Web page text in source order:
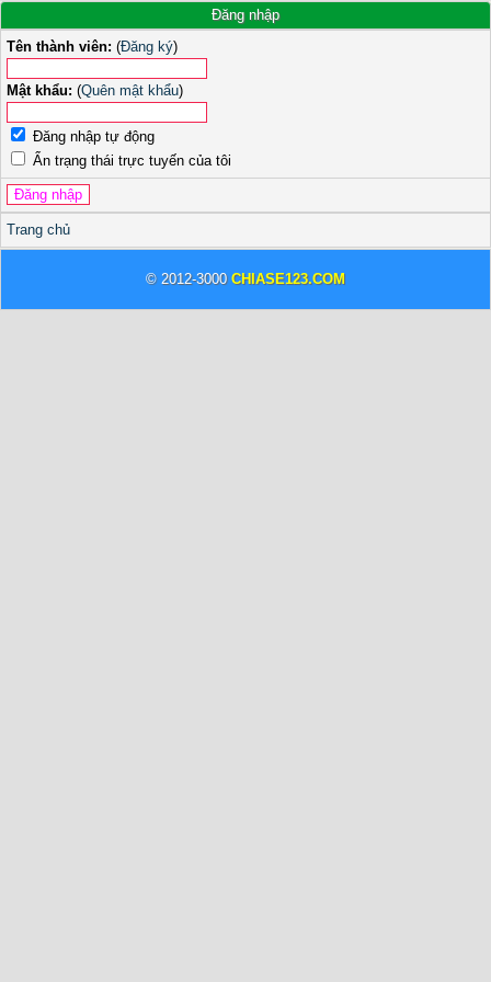
Đăng nhập
Tên thành viên: (Đăng ký)
Mật khẩu: (Quên mật khẩu)
Đăng nhập tự động
Ẩn trạng thái trực tuyến của tôi
Trang chủ
© 2012-3000 CHIASE123.COM